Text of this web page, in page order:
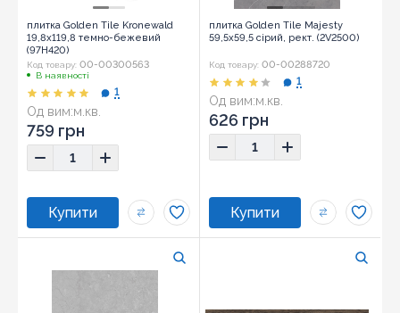
плитка Golden Tile Kronewald
19,8x119,8 темно-бежевий
(97Н420)
Код товару: 00-00300563
В наявності
Од вим:м.кв.
1
759 грн
плитка Golden Tile Majesty
59,5x59,5 сірий, рект. (2V2500)
Код товару: 00-00288720
Од вим:м.кв.
1
626 грн